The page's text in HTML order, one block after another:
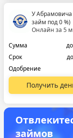
У
займ под 0 %)
Онлайн за 5
Сумма
Срок
Одобрение
Получить
займов